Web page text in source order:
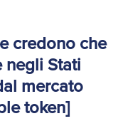
credono che
Stati
mercato
token]